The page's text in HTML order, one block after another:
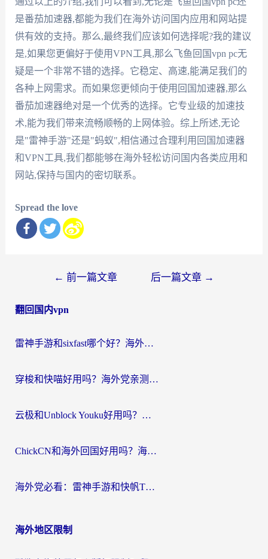
是番茄加速器,都能为我们在海外访问国内应用和网站提
供有效的支持。那么,最终我们应该如何选择呢?我的建议
是,如果您更偏好于使用VPN工具,那么飞鱼回国vpn pc无
疑是一个非常不错的选择。它稳定、高速,能满足我们的
各种上网需求。而如果您更倾向于使用回国加速器,那么
番茄加速器绝对是一个优秀的选择。它专业级的加速技
术,能为我们带来流畅顺畅的上网体验。综上所述,无论
是"雷神手游"还是"蚂蚁",相信通过合理利用回国加速器
和VPN工具,我们都能够在海外轻松访问国内各类应用和
网站,保持与国内的密切联系。
Spread the love
导
← 前一篇文章 后一篇文章 →
翻回国内vpn
雷神手游和sixfast哪个好？海外党亲测3款回国加速器，教你选对不踩坑
穿梭和快喵好用吗？海外党亲测：小众加速器对比+番茄加速器深度体验
云极和Unblock Youku好用吗？海外党亲测+2026回国加速器避坑指南
ChickCN和海外回国好用吗？海外党2026亲测：从手游到影音，选对加速器的3个关键
海外党必看：雷神手游和快帆TV版好用吗？3步选对回国加速器不踩坑
海外地区限制